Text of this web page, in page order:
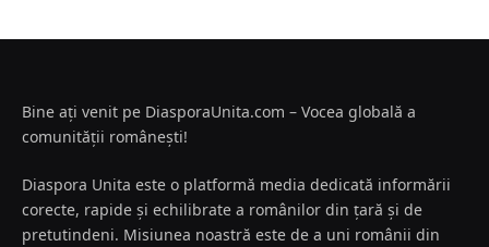
Bine ați venit pe DiasporaUnita.com – Vocea globală a
comunității românești!
Diaspora Unita este o platformă media dedicată informării
corecte, rapide și echilibrate a românilor din țară și de
pretutindeni. Misiunea noastră este de a uni românii din